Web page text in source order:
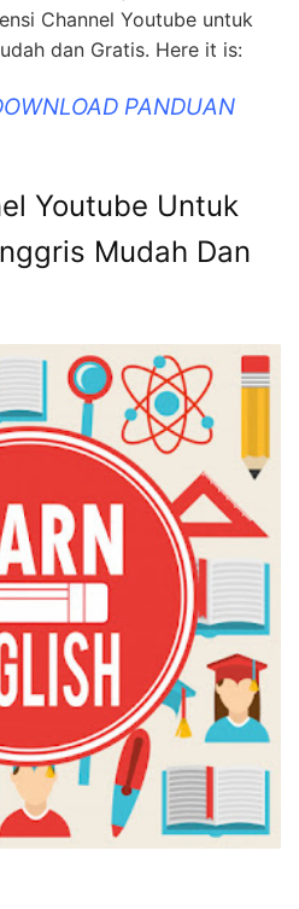
Channel Youtube untuk
dan Gratis. Here it is:
PANDUAN
Youtube Untuk
Mudah Dan